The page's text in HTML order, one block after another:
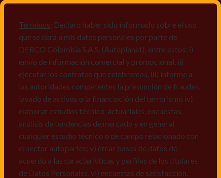
mismos, vi) crear bases de datos de acuerdo a las
características y perfiles de los titulares de Datos
Personales, v) encuestas de satisfacción, vi) reportes
recall.
Declaro que puedo acceder a la política de protección
de datos personales de Derco en la
direcciónwww.autoplanet.com.co, igualmente,
manifiesto que he sido informado sobre mis derechos
a conocer, actualizar, rectificar, suprimir, solicitar
prueba: i) de autorización y ii) finalidad, presentar
quejas y/o reclamos en canales de
atención: servicioalcliente@derco.com.coy en
Términos: Declaro haber sido informado sobre el uso
que se dará a mis datos personales por parte de
DERCO Colombia S.A.S. (Autoplanet); entre estos: i)
envío de información comercial y promocional, ii)
ejecutar los contratos que celebremos, iii) informe a
las autoridades competentes la presunción de fraudes,
lavado de activos o la financiación del terrorismo iv)
elaborar estudios técnico-actuariales, encuestas,
análisis de tendencias de mercado y en general
cualquier estudio técnico o de campo relacionado con
el sector autopartes; v) crear bases de datos de
acuerdo a las características y perfiles de los titulares
de Datos Personales, vi) encuestas de satisfacción.